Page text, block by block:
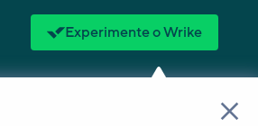
Experimente o Wrike